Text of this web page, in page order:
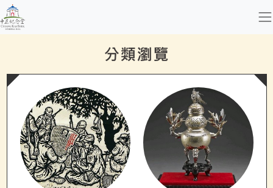
跳到主要內容
國立中正紀念堂管理處
網頁導覽